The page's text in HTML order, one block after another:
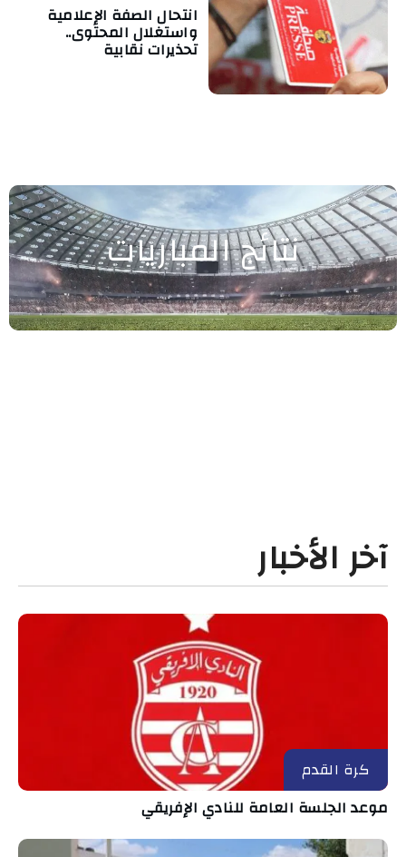
انتحال الصفة الإعلامية
واستغلال المحتوى..
تحذيرات نقابية
نتائج المباريات
آخر الأخبار
كرة القدم
موعد الجلسة العامة للنادي الإفريقي